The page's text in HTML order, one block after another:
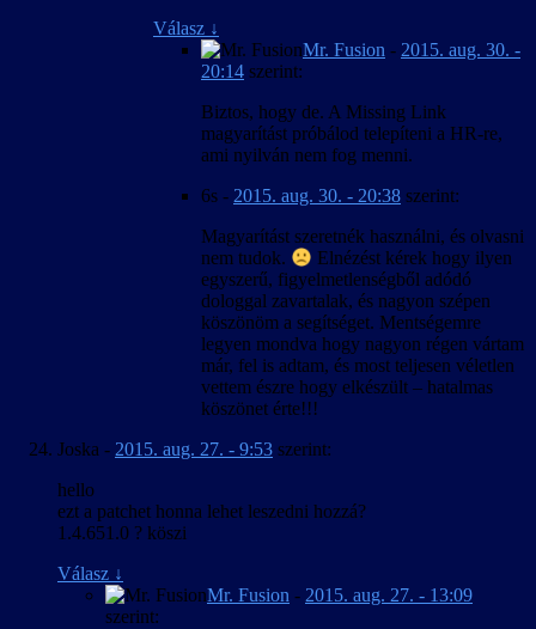
Válasz ↓
Mr. Fusion - 2015. aug. 30. -
20:14 szerint:
Biztos, hogy de. A Missing Link
magyarítást próbálod telepíteni a HR-re,
ami nyilván nem fog menni.
6s - 2015. aug. 30. - 20:38 szerint:
Magyarítást szeretnék használni, és olvasni
nem tudok.
Elnézést kérek hogy ilyen
egyszerű, figyelmetlenségből adódó
dologgal zavartalak, és nagyon szépen
köszönöm a segítséget. Mentségemre
legyen mondva hogy nagyon régen vártam
már, fel is adtam, és most teljesen véletlen
vettem észre hogy elkészült – hatalmas
köszönet érte!!!
Joska - 2015. aug. 27. - 9:53 szerint:
hello
ezt a patchet honna lehet leszedni hozzá?
1.4.651.0 ? köszi
Válasz ↓
Mr. Fusion - 2015. aug. 27. - 13:09
szerint: